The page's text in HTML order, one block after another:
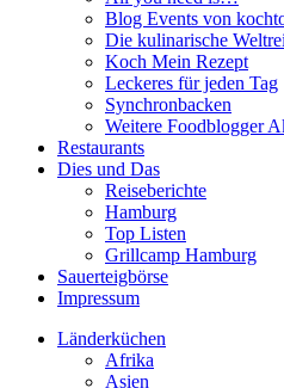
Blog Events von
Die kulinarische
Koch Mein Rezept
Leckeres für jeden Tag
Synchronbacken
Weitere Foodblogger
Restaurants
Dies und Das
Reiseberichte
Hamburg
Top Listen
Grillcamp Hamburg
Sauerteigbörse
Impressum
Länderküchen
Afrika
Asien